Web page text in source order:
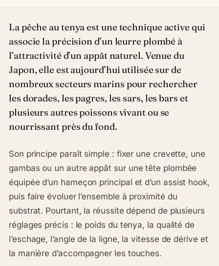
La pêche au tenya est une technique active qui
associe la précision d’un leurre plombé à
l’attractivité d’un appât naturel. Venue du
Japon, elle est aujourd’hui utilisée sur de
nombreux secteurs marins pour rechercher
les dorades, les pagres, les sars, les bars et
plusieurs autres poissons vivant ou se
nourrissant près du fond.
Son principe paraît simple : fixer une crevette, une
gambas ou un autre appât sur une tête plombée
équipée d’un hameçon principal et d’un assist hook,
puis faire évoluer l’ensemble à proximité du
substrat. Pourtant, la réussite dépend de plusieurs
réglages précis : le poids du tenya, la qualité de
l’eschage, l’angle de la ligne, la vitesse de dérive et
la manière d’accompagner les touches.